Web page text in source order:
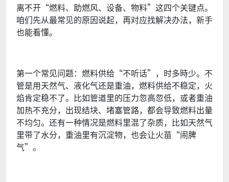
离不开“燃料、助燃风、设备、物料”这四个关键点。
咱们先从最常见的原因说起，再对应找解决办法，新手
也能看懂。
第一个常见问题：燃料供给“不听话”，时多時少。不
管是用天然气、液化气还是重油，燃料供给不稳定，火
焰肯定稳不了。比如管道里的压力忽高忽低，或者重油
加热不充分，出现结块、堵塞管路，都会导致燃料出量
不均匀。还有一种情况是燃料里混了杂质，比如天然气
里带了水分，重油里有沉淀物，也会让火苗“闹脾
气”。